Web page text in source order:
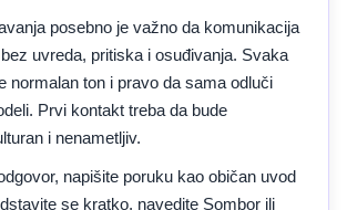
posebno je važno da komunikacija
uvreda, pritiska i osuđivanja. Svaka
normalan ton i pravo da sama odluči
Prvi kontakt treba da bude
i nenametljiv.
napišite poruku kao običan uvod
se kratko, navedite Sombor ili